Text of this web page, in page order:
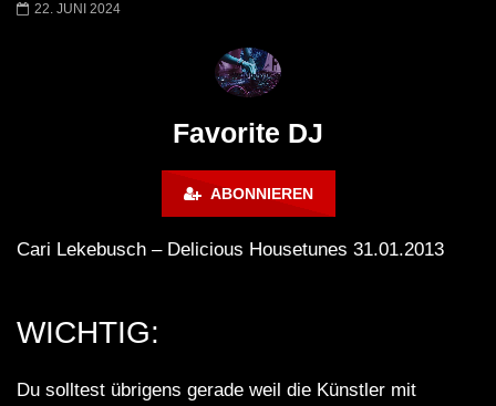
22. JUNI 2024
Favorite DJ
ABONNIEREN
Cari Lekebusch – Delicious Housetunes 31.01.2013
WICHTIG:
Du solltest übrigens gerade weil die Künstler mit